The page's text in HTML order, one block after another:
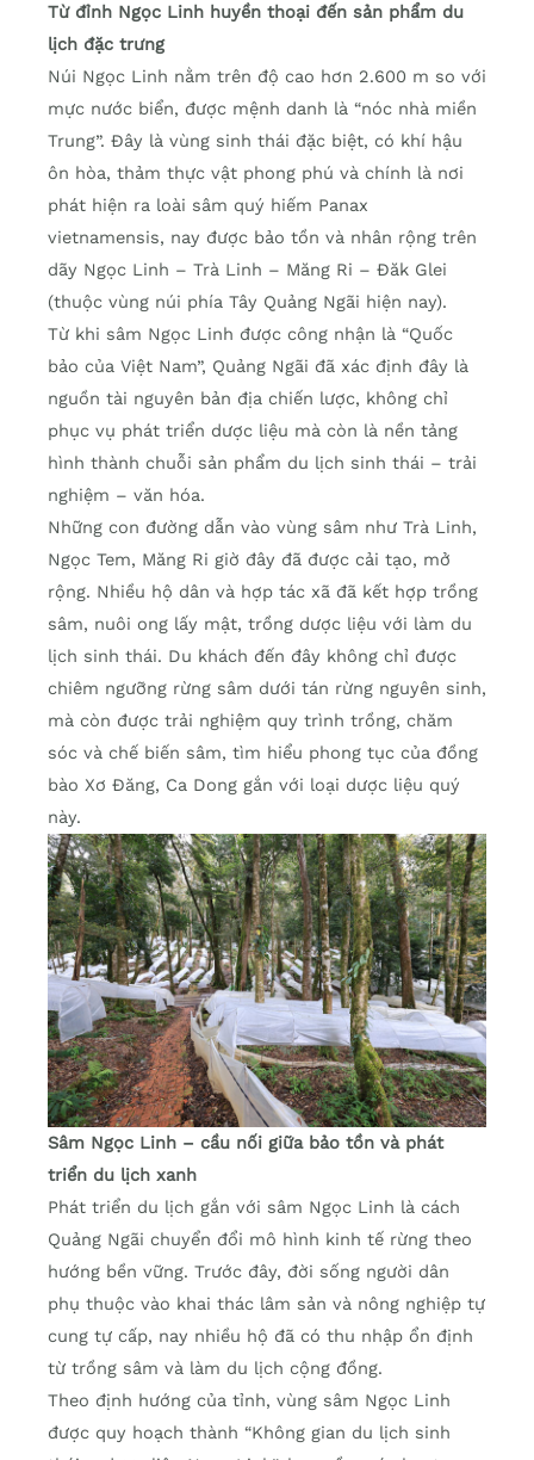
Từ đỉnh Ngọc Linh huyền thoại đến sản phẩm du
lịch đặc trưng
Núi Ngọc Linh nằm trên độ cao hơn 2.600 m so với
mực nước biển, được mệnh danh là “nóc nhà miền
Trung”. Đây là vùng sinh thái đặc biệt, có khí hậu
ôn hòa, thảm thực vật phong phú và chính là nơi
phát hiện ra loài sâm quý hiếm Panax
vietnamensis, nay được bảo tồn và nhân rộng trên
dãy Ngọc Linh – Trà Linh – Măng Ri – Đăk Glei
(thuộc vùng núi phía Tây Quảng Ngãi hiện nay).
Từ khi sâm Ngọc Linh được công nhận là “Quốc
bảo của Việt Nam”, Quảng Ngãi đã xác định đây là
nguồn tài nguyên bản địa chiến lược, không chỉ
phục vụ phát triển dược liệu mà còn là nền tảng
hình thành chuỗi sản phẩm du lịch sinh thái – trải
nghiệm – văn hóa.
Những con đường dẫn vào vùng sâm như Trà Linh,
Ngọc Tem, Măng Ri giờ đây đã được cải tạo, mở
rộng. Nhiều hộ dân và hợp tác xã đã kết hợp trồng
sâm, nuôi ong lấy mật, trồng dược liệu với làm du
lịch sinh thái. Du khách đến đây không chỉ được
chiêm ngưỡng rừng sâm dưới tán rừng nguyên sinh,
mà còn được trải nghiệm quy trình trồng, chăm
sóc và chế biến sâm, tìm hiểu phong tục của đồng
bào Xơ Đăng, Ca Dong gắn với loại dược liệu quý
này.
Sâm Ngọc Linh – cầu nối giữa bảo tồn và phát
triển du lịch xanh
Phát triển du lịch gắn với sâm Ngọc Linh là cách
Quảng Ngãi chuyển đổi mô hình kinh tế rừng theo
hướng bền vững. Trước đây, đời sống người dân
phụ thuộc vào khai thác lâm sản và nông nghiệp tự
cung tự cấp, nay nhiều hộ đã có thu nhập ổn định
từ trồng sâm và làm du lịch cộng đồng.
Theo định hướng của tỉnh, vùng sâm Ngọc Linh
được quy hoạch thành “Không gian du lịch sinh